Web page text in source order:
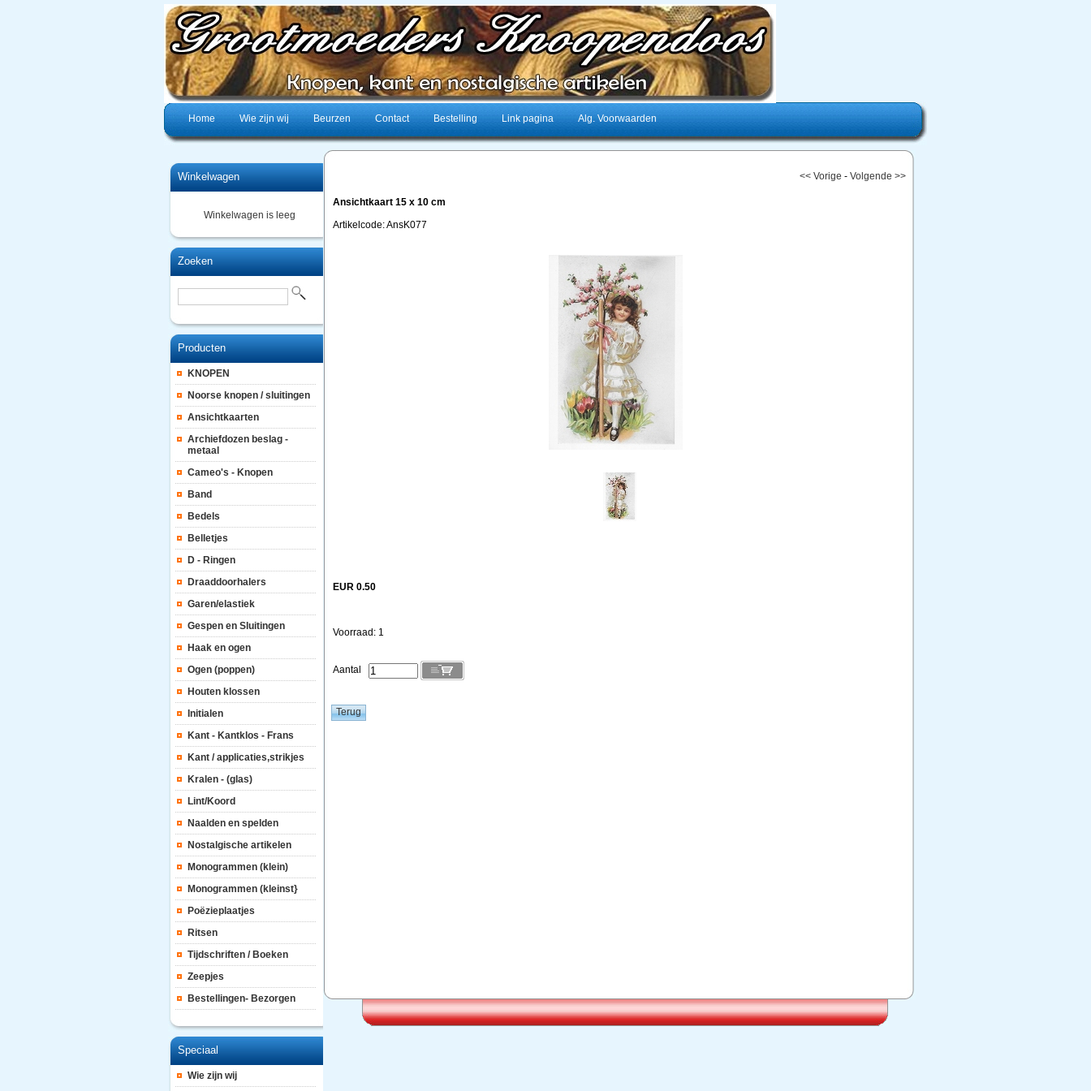
Home Wie zijn wij Beurzen Contact Bestelling Link pagina Alg. Voorwaarden
Winkelwagen
Winkelwagen is leeg
Zoeken
Producten
KNOPEN
Noorse knopen / sluitingen
Ansichtkaarten
Archiefdozen beslag -
metaal
Cameo's - Knopen
Band
Bedels
Belletjes
D - Ringen
Draaddoorhalers
Garen/elastiek
Gespen en Sluitingen
Haak en ogen
Ogen (poppen)
Houten klossen
Initialen
Kant - Kantklos - Frans
Kant / applicaties,strikjes
Kralen - (glas)
Lint/Koord
Naalden en spelden
Nostalgische artikelen
Monogrammen (klein)
Monogrammen (kleinst}
Poëzieplaatjes
Ritsen
Tijdschriften / Boeken
Zeepjes
Bestellingen- Bezorgen
Speciaal
Wie zijn wij
<< Vorige - Volgende >>
Ansichtkaart 15 x 10 cm
Artikelcode: AnsK077
EUR 0.50
Voorraad: 1
Aantal